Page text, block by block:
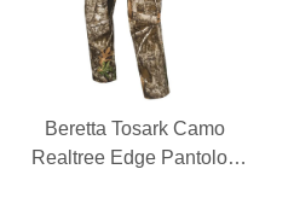
Beretta Tosark Camo
Realtree Edge Pantolon